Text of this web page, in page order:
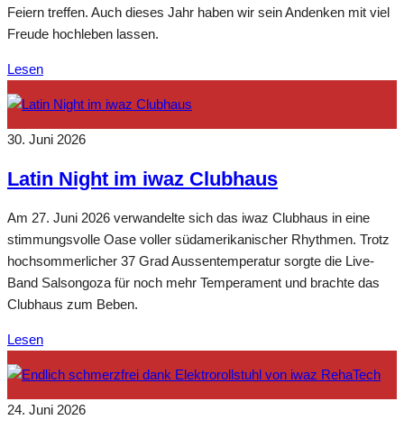
Feiern treffen. Auch dieses Jahr haben wir sein Andenken mit viel
Freude hochleben lassen.
Lesen
30. Juni 2026
Latin Night im iwaz Clubhaus
Am 27. Juni 2026 verwandelte sich das iwaz Clubhaus in eine
stimmungsvolle Oase voller südamerikanischer Rhythmen. Trotz
hochsommerlicher 37 Grad Aussentemperatur sorgte die Live-
Band Salsongoza für noch mehr Temperament und brachte das
Clubhaus zum Beben.
Lesen
24. Juni 2026